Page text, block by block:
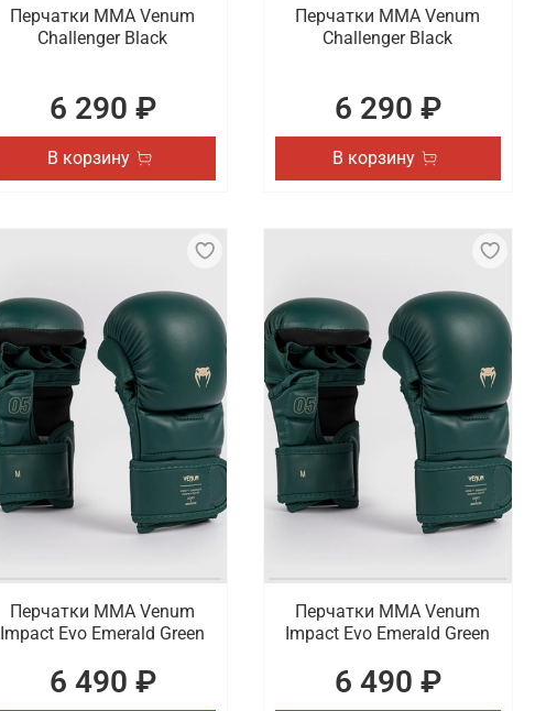
Перчатки ММА Venum
Challenger Black
6 290 ₽
В корзину
Перчатки ММА Venum
Challenger Black
6 290 ₽
В корзину
Перчатки ММА Venum
Impact Evo Emerald Green
6 490 ₽
Перчатки ММА Venum
Impact Evo Emerald Green
6 490 ₽